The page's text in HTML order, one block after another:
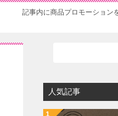
記事内に商品プロモーション
人気記事